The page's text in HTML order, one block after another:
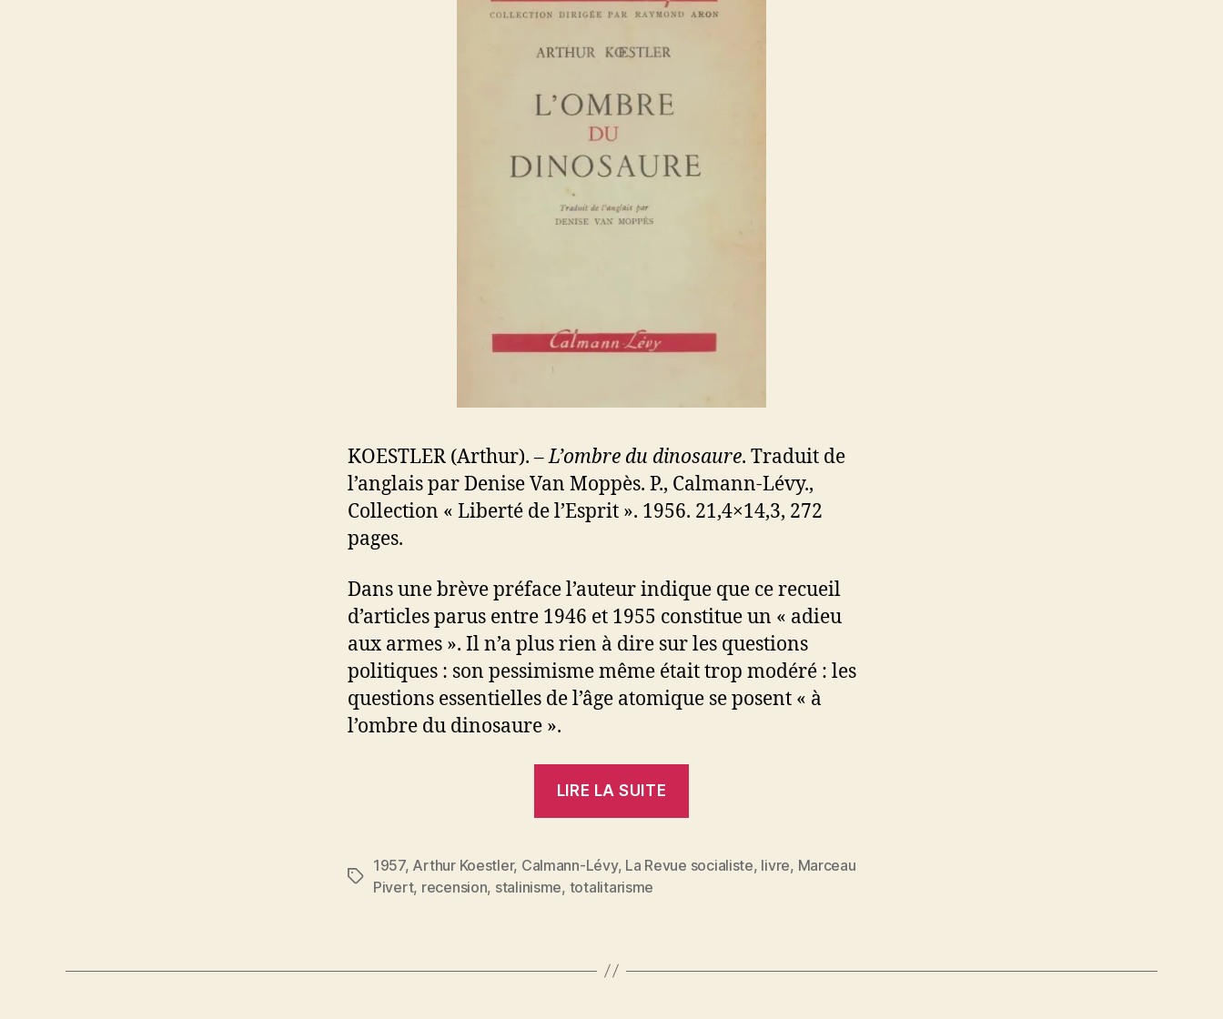
KOESTLER (Arthur). –L’ombre du dinosaure. Traduit de
l’anglais par Denise Van Moppès. P., Calmann-Lévy.,
Collection « Liberté de l’Esprit ». 1956. 21,4×14,3, 272
pages.
Dans une brève préface l’auteur indique que ce recueil
d’articles parus entre 1946 et 1955 constitue un « adieu
aux armes ». Il n’a plus rien à dire sur les questions
politiques : son pessimisme même était trop modéré : les
questions essentielles de l’âge atomique se posent « à
l’ombre du dinosaure ».
LIRE LA SUITE
Arthur
dinosaure »
Étiquettes
1957, Arthur Koestler, Calmann-Lévy, La Revue socialiste, livre, Marceau
Pivert, recension, stalinisme, totalitarisme